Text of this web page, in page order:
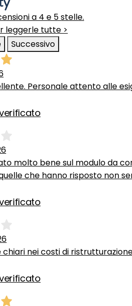
a 4 e 5 stelle.
leggerle tutte >
Successivo
Personale attento alle
molto bene sul modulo da
che hanno risposto non
nei costi di